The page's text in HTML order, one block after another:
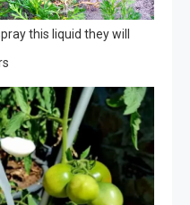
this liquid they will